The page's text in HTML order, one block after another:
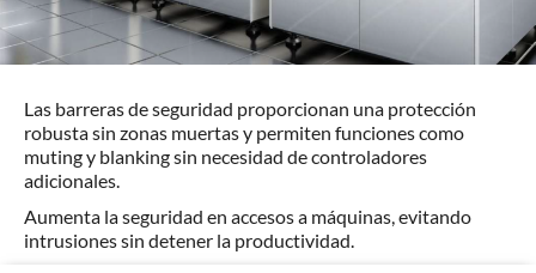
Las barreras de seguridad proporcionan una protección
robusta sin zonas muertas y permiten funciones como
muting y blanking sin necesidad de controladores
adicionales.
Aumenta la seguridad en accesos a máquinas, evitando
intrusiones sin detener la productividad.